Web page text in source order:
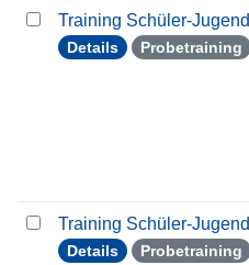
Training Schüler-Jugend
Details Probetraining
Training Schüler-Jugend
Details Probetraining